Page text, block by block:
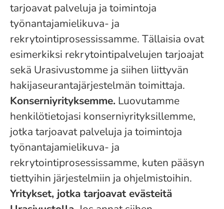
tarjoavat palveluja ja toimintoja
työnantajamielikuva- ja
rekrytointiprosessissamme. Tällaisia ovat
esimerkiksi rekrytointipalvelujen tarjoajat
sekä Urasivustomme ja siihen liittyvän
hakijaseurantajärjestelmän toimittaja.
Konserniyrityksemme. Luovutamme
henkilötietojasi konserniyrityksillemme,
jotka tarjoavat palveluja ja toimintoja
työnantajamielikuva- ja
rekrytointiprosessissamme, kuten pääsyn
tiettyihin järjestelmiin ja ohjelmistoihin.
Yritykset, jotka tarjoavat evästeitä